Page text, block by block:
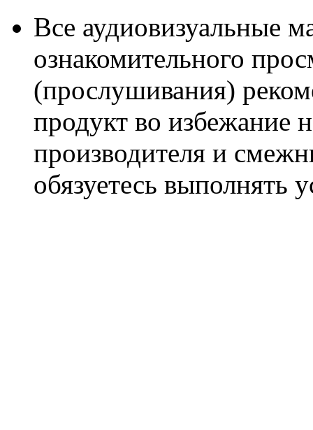
Все аудиовизуальные
ознакомительного
(прослушивания)
продукт во избежание
производителя и
обязуетесь выполнять